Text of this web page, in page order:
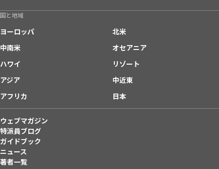
国と地域
ヨーロッパ
北米
中南米
オセアニア
ハワイ
リゾート
アジア
中近東
アフリカ
日本
ウェブマガジン
特派員ブログ
ガイドブック
ニュース
著者一覧